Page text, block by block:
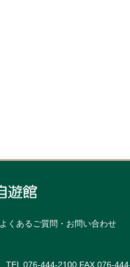
よくあるご質問・お問い合わせ
TEL 076-444-2100 FAX 076-